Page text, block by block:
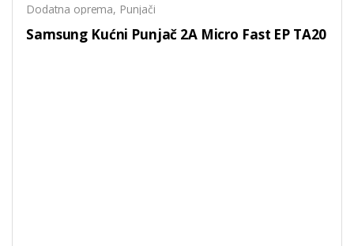
Dodatna oprema, Punjači
Samsung Kućni Punjač 2A Micro Fast EP TA20